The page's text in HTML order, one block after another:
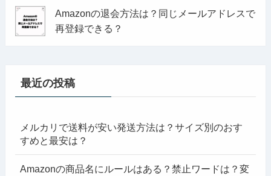
Amazonの退会方法は？同じメールアドレスで
再登録できる？
最近の投稿
メルカリで送料が安い発送方法は？サイズ別のおす
すめと最安は？
Amazonの商品名にルールはある？禁止ワードは？変